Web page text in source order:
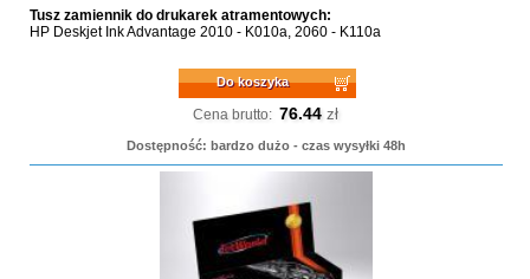
Tusz zamiennik do drukarek atramentowych:
HP Deskjet Ink Advantage 2010 - K010a, 2060 - K110a
Do koszyka
Cena brutto: 76.44 zł
Dostępność: bardzo dużo - czas wysyłki 48h